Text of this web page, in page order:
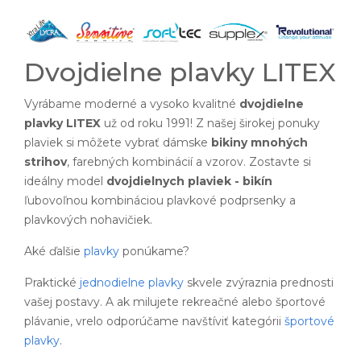
Dvojdielne plavky LITEX
Vyrábame moderné a vysoko kvalitné dvojdielne
plavky LITEX už od roku 1991! Z našej širokej ponuky
plaviek si môžete vybrať dámske bikiny mnohých
strihov, farebných kombinácií a vzorov. Zostavte si
ideálny model dvojdielnych plaviek - bikín
ľubovoľnou kombináciou plavkové podprsenky a
plavkových nohavičiek.
Aké ďalšie plavky ponúkame?
Praktické jednodielne plavky skvele zvýraznia prednosti
vašej postavy. A ak milujete rekreačné alebo športové
plávanie, vrelo odporúčame navštíviť kategórii športové
plavky.